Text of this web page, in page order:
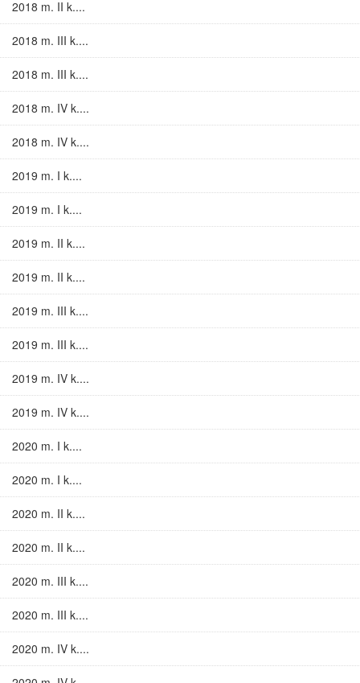
2018 m. II k....
2018 m. III k....
2018 m. III k....
2018 m. IV k....
2018 m. IV k....
2019 m. I k....
2019 m. I k....
2019 m. II k....
2019 m. II k....
2019 m. III k....
2019 m. III k....
2019 m. IV k....
2019 m. IV k....
2020 m. I k....
2020 m. I k....
2020 m. II k....
2020 m. II k....
2020 m. III k....
2020 m. III k....
2020 m. IV k....